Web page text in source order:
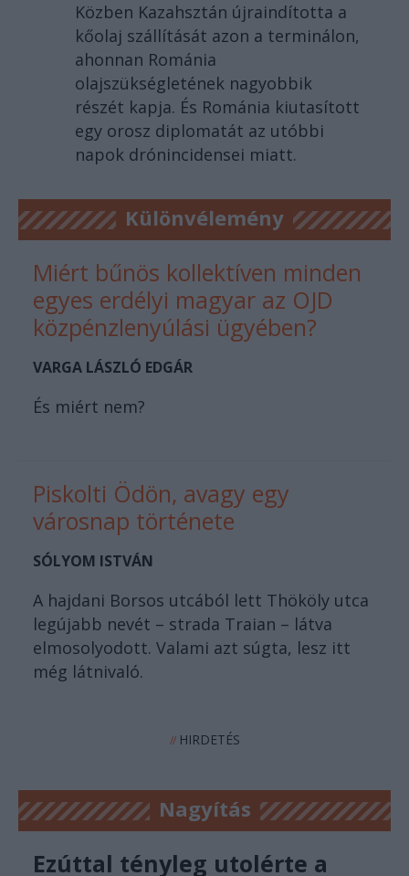
Közben Kazahsztán újraindította a
kőolaj szállítását azon a terminálon,
ahonnan Románia
olajszükségletének nagyobbik
részét kapja. És Románia kiutasított
egy orosz diplomatát az utóbbi
napok drónincidensei miatt.
Különvélemény
Miért bűnös kollektíven minden
egyes erdélyi magyar az OJD
közpénzlenyúlási ügyében?
VARGA LÁSZLÓ EDGÁR
És miért nem?
Piskolti Ödön, avagy egy
városnap története
SÓLYOM ISTVÁN
A hajdani Borsos utcából lett Thököly utca
legújabb nevét – strada Traian – látva
elmosolyodott. Valami azt súgta, lesz itt
még látnivaló.
//HIRDETÉS
Nagyítás
Ezúttal tényleg utolérte a